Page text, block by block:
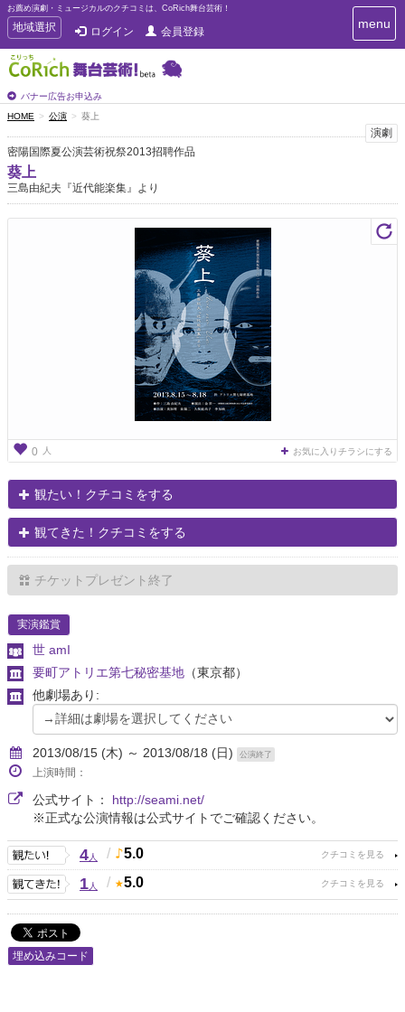
お薦め演劇・ミュージカルのクチコミは、CoRich舞台芸術！
T
o
g
g
e
n
a
v
i
g
a
地域選択 ログイン 会員登録
バナー広告お申込み
T
o
g
a
menu
HOME 公演 葵上
演劇
密陽国際夏公演芸術祝祭2013招聘作品
葵上
三島由紀夫『近代能楽集』より
0 人 お気に入りチラシにする
観たい！クチコミをする
観てきた！クチコミをする
チケットプレゼント終了
実演鑑賞
世 amI
要町アトリエ第七秘密基地 （東京都）
他劇場あり:
2013/08/15 (木) ～ 2013/08/18 (日) 公演終了
上演時間：
公式サイト： http://seami.net/
※正式な公演情報は公式サイトでご確認ください。
4人 / 5.0
1人 / 5.0
埋め込みコード